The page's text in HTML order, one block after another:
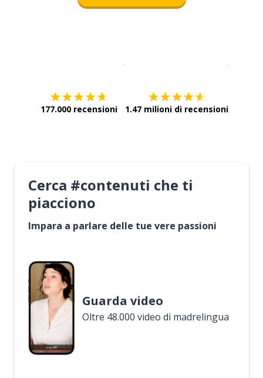
177.000 recensioni 1.47 milioni di recensioni
Cerca #contenuti che ti
piacciono
Impara a parlare delle tue vere passioni
Guarda video
Oltre 48.000 video di madrelingua